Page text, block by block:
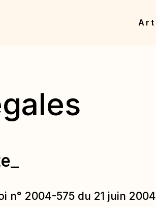
n° 2004-575 du 21 juin